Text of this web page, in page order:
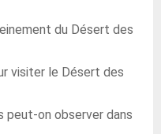
du Désert des
visiter le Désert des
peut-on observer dans